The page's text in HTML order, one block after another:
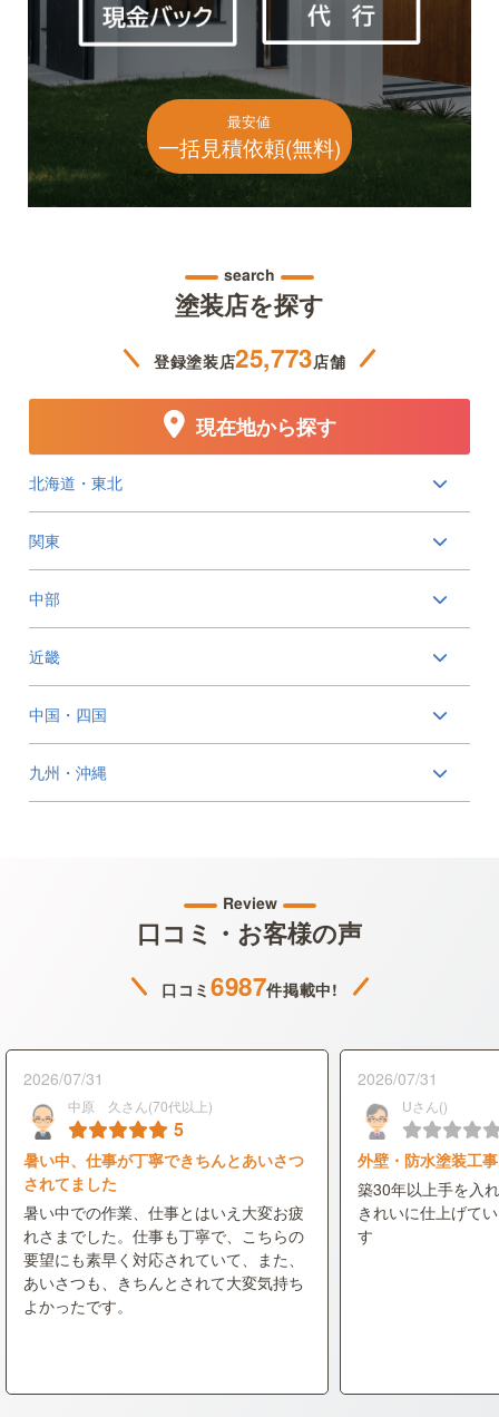
最安値
一括見積依頼(無料)
search
塗装店を探す
登録塗装店25,773店舗
北海道・東北
関東
中部
近畿
中国・四国
九州・沖縄
現在地から探す
Review
口コミ・お客様の声
口コミ6987件掲載中!
2026/07/31
中原 久さん(70代以上)
5
暑い中、仕事が丁寧できちんとあいさつ
されてました
暑い中での作業、仕事とはいえ大変お疲
れさまでした。仕事も丁寧で、こちらの
要望にも素早く対応されていて、また、
あいさつも、きちんとされて大変気持ち
よかったです。
2026/07/31
Uさん()
外壁・防水塗装工事
築30年以上手を入
きれいに仕上げて
す